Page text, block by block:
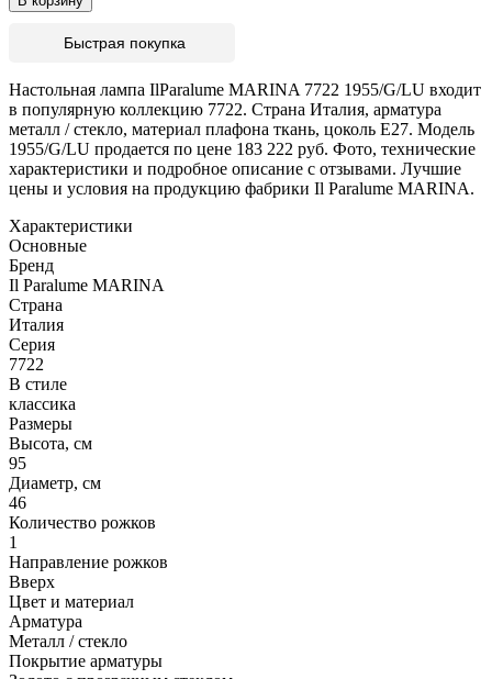
Быстрая покупка
Настольная лампа IlParalume MARINA 7722 1955/G/LU входит
в популярную коллекцию 7722. Страна Италия, арматура
металл / стекло, материал плафона ткань, цоколь E27. Модель
1955/G/LU продается по цене 183 222 руб. Фото, технические
характеристики и подробное описание с отзывами. Лучшие
цены и условия на продукцию фабрики Il Paralume MARINA.
Характеристики
Основные
Бренд
Il Paralume MARINA
Страна
Италия
Серия
7722
В стиле
классика
Размеры
Высота, см
95
Диаметр, см
46
Количество рожков
1
Направление рожков
Вверх
Цвет и материал
Арматура
Металл / стекло
Покрытие арматуры